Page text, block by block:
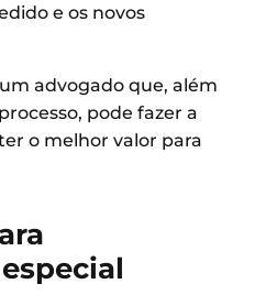
e os novos
advogado que, além
pode fazer a
o melhor valor para